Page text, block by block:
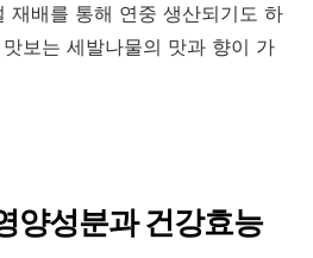
재배를 통해 연중 생산되기도 하
보는 세발나물의 맛과 향이 가
양성분과 건강효능